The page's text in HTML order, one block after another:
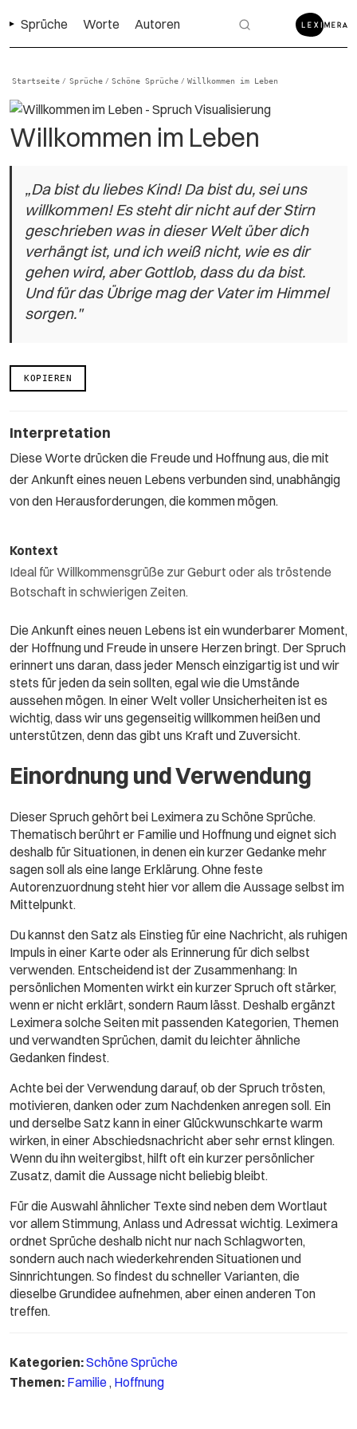
Sprüche Worte Autoren
Startseite / Sprüche / Schöne Sprüche / Willkommen im Leben
Willkommen im Leben
„Da bist du liebes Kind! Da bist du, sei uns
willkommen! Es steht dir nicht auf der Stirn
geschrieben was in dieser Welt über dich
verhängt ist, und ich weiß nicht, wie es dir
gehen wird, aber Gottlob, dass du da bist.
Und für das Übrige mag der Vater im Himmel
sorgen."
KOPIEREN
Interpretation
Diese Worte drücken die Freude und Hoffnung aus, die mit
der Ankunft eines neuen Lebens verbunden sind, unabhängig
von den Herausforderungen, die kommen mögen.
Kontext
Ideal für Willkommensgrüße zur Geburt oder als tröstende
Botschaft in schwierigen Zeiten.
Die Ankunft eines neuen Lebens ist ein wunderbarer Moment,
der Hoffnung und Freude in unsere Herzen bringt. Der Spruch
erinnert uns daran, dass jeder Mensch einzigartig ist und wir
stets für jeden da sein sollten, egal wie die Umstände
aussehen mögen. In einer Welt voller Unsicherheiten ist es
wichtig, dass wir uns gegenseitig willkommen heißen und
unterstützen, denn das gibt uns Kraft und Zuversicht.
Einordnung und Verwendung
Dieser Spruch gehört bei Leximera zu Schöne Sprüche.
Thematisch berührt er Familie und Hoffnung und eignet sich
deshalb für Situationen, in denen ein kurzer Gedanke mehr
sagen soll als eine lange Erklärung. Ohne feste
Autorenzuordnung steht hier vor allem die Aussage selbst im
Mittelpunkt.
Du kannst den Satz als Einstieg für eine Nachricht, als ruhigen
Impuls in einer Karte oder als Erinnerung für dich selbst
verwenden. Entscheidend ist der Zusammenhang: In
persönlichen Momenten wirkt ein kurzer Spruch oft stärker,
wenn er nicht erklärt, sondern Raum lässt. Deshalb ergänzt
Leximera solche Seiten mit passenden Kategorien, Themen
und verwandten Sprüchen, damit du leichter ähnliche
Gedanken findest.
Achte bei der Verwendung darauf, ob der Spruch trösten,
motivieren, danken oder zum Nachdenken anregen soll. Ein
und derselbe Satz kann in einer Glückwunschkarte warm
wirken, in einer Abschiedsnachricht aber sehr ernst klingen.
Wenn du ihn weitergibst, hilft oft ein kurzer persönlicher
Zusatz, damit die Aussage nicht beliebig bleibt.
Für die Auswahl ähnlicher Texte sind neben dem Wortlaut
vor allem Stimmung, Anlass und Adressat wichtig. Leximera
ordnet Sprüche deshalb nicht nur nach Schlagworten,
sondern auch nach wiederkehrenden Situationen und
Sinnrichtungen. So findest du schneller Varianten, die
dieselbe Grundidee aufnehmen, aber einen anderen Ton
treffen.
Kategorien:Schöne Sprüche
Themen: Familie, Hoffnung